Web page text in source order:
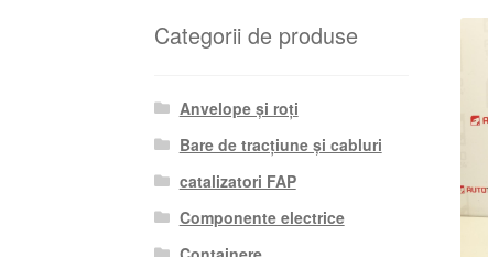
Categorii de produse
Anvelope și roți
Bare de tracțiune și cabluri
catalizatori FAP
Componente electrice